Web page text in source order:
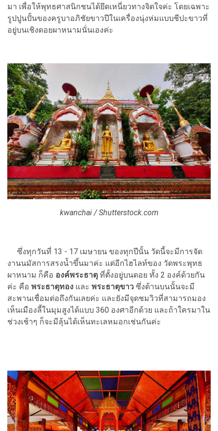
มา เพื่อให้พุทธศาสนิกชนได้ยึดเหนี่ยวทางจิตใจค่ะ โดยเฉพาะ
รูปปูนปั้นของครูบาอภิชัยขาวปีในเครื่องนุ่งห่มแบบชีปะขาวที่
อยู่บนเชิงดอยผาหนามนั่นเองค่ะ
kwanchai / Shutterstock.com
ซึ่งทุกวันที่ 13 - 17 เมษายน ของทุกปีนั้น วัดนี้จะมีการจัด
งานนมัสการสรงน้ำขึ้นมาค่ะ แต่อีกไฮไลท์ของ วัดพระพุทธ
ผาหนาม ก็คือ องค์พระธาตุ ที่ตั้งอยู่บนดอย ทั้ง 2 องค์ด้วยกัน
ค่ะ คือ พระธาตุทอง และ พระธาตุขาว ซึ่งด้านบนนั้นจะมี
สะพานเชื่อมต่อถึงกันเลยค่ะ และยังมีจุดชมวิวที่สามารถมอง
เห็นเมืองลี้ในมุมสูงได้แบบ 360 องศาอีกด้วย และถ้าใครมาใน
ช่วงเช้าๆ ก็จะมีลุ้นได้เห็นทะเลหมอกเช่นกันค่ะ